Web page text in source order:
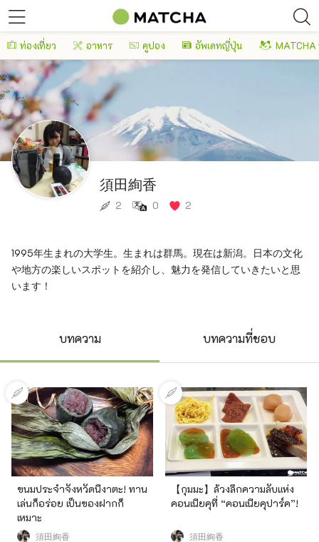
ท่องเที่ยว อาหาร คูปอง อัพเดทญี่ปุ่น
須田絢香
2 0 2
1995年生まれの大学生。生まれは群馬。現在は新潟。日本の文化
や地方の楽しいスポットを紹介し、魅力を発信していきたいと思
います！
บทความ บทความที่ชอบ
ขนมประจำจังหวัดนีงาตะ! ทาน
เล่นก็อร่อย เป็นของฝากก็
เหมาะ
須田絢香
【กุมมะ】ล้วงลึกความลับแห่ง
คอนเนียคุที่ “คอนเนียคุปาร์ค”!
須田絢香